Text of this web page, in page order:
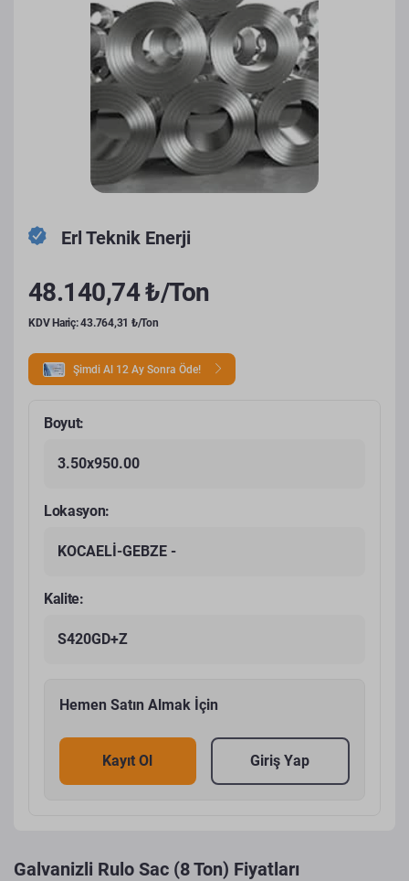
Erl Teknik Enerji
48.140,74 ₺/Ton
KDV Hariç: 43.764,31 ₺/Ton
Şimdi Al 12 Ay Sonra Öde!
Boyut:
3.50x950.00
Lokasyon:
KOCAELİ-GEBZE -
Kalite:
S420GD+Z
Hemen Satın Almak İçin
Kayıt Ol Giriş Yap
Galvanizli Rulo Sac (8 Ton) Fiyatları